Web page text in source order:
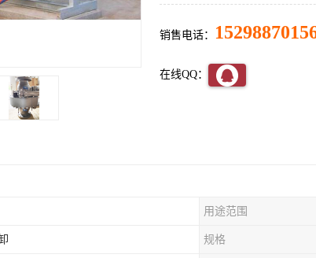
销售电话：
在线QQ：
用途范围
规格